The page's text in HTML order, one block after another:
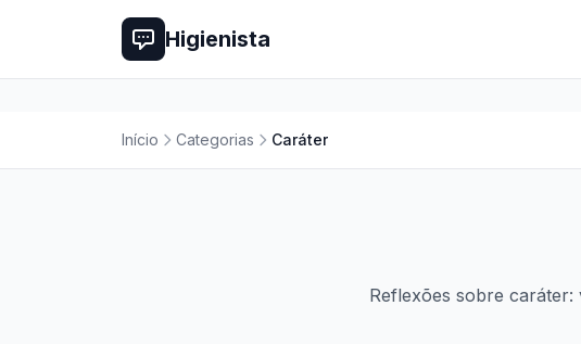
Higienista
Início Categorias Caráter
Reflexões sobre caráter: